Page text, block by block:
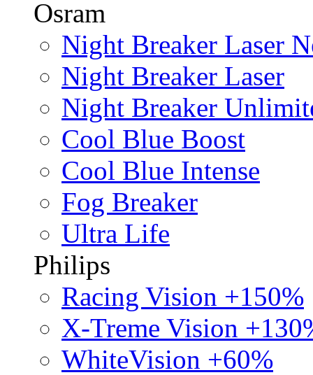
Osram
Night Breaker Laser
Night Breaker Laser
Night Breaker
Cool Blue Boost
Cool Blue Intense
Fog Breaker
Ultra Life
Philips
Racing Vision +150%
X-Treme Vision
WhiteVision +60%